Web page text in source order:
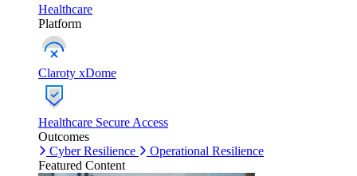
Healthcare
Platform
Claroty xDome
Healthcare Secure Access
Outcomes
Cyber Resilience
Operational Resilience
Featured Content